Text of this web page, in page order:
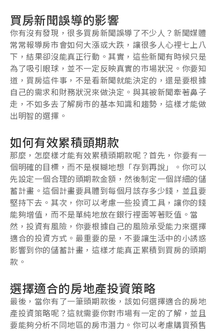
買房新聞誤導的影響
你有沒有發現，很多買房新聞誤導了不少人？新聞媒體
常常報導房市會如何大漲或大跌，讓很多人心裡七上八
下，結果卻沒能真正行動。其實，這些新聞有時候只是
為了吸引眼球，並不一定反映真實的市場狀況。你要知
道，買房這件事，不是看新聞就能決定的，還是要根據
自己的需求和財務狀況來做決定。與其被新聞牽著鼻子
走，不如多去了解房市的基本知識和趨勢，這樣才能做
出明智的選擇。
如何有效累積頭期款
那麼，怎麼樣才能有效累積頭期款呢？首先，你要有一
個明確的目標，而不是模糊地想「存到再說」。你可以
先設定一個合理的頭期款金額，然後制定一個詳細的儲
蓄計畫。這個計畫要具體到每個月該存多少錢，並且要
堅持下去。其次，你可以考慮一些投資工具，讓你的錢
能夠增值，而不是單純地放在銀行裡面等著貶值。當
然，投資有風險，你要根據自己的風險承受能力來選擇
適合的投資方式。最重要的是，不要讓生活中的小誘惑
影響到你的儲蓄計畫，這樣才能真正累積到買房的頭期
款。
選擇適合的房地產投資策略
最後，當你有了一筆頭期款後，該如何選擇適合的房地
產投資策略呢？這就需要你對市場有一定的了解，並且
要能夠分析不同地區的房市潛力。你可以考慮購買預售